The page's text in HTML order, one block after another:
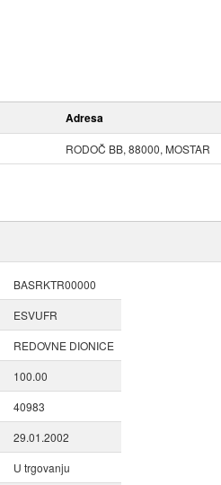
Adresa
RODOČ BB, 88000, MOSTAR
BASRKTR00000
ESVUFR
REDOVNE DIONICE
100.00
40983
29.01.2002
U trgovanju